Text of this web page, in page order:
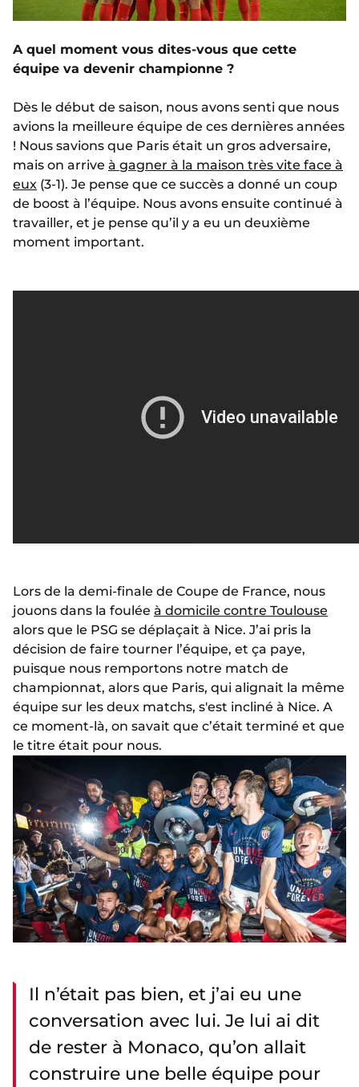
A quel moment vous dites-vous que cette
équipe va devenir championne ?
Dès le début de saison, nous avons senti que nous
avions la meilleure équipe de ces dernières années
! Nous savions que Paris était un gros adversaire,
mais on arrive à gagner à la maison très vite face à
eux (3-1). Je pense que ce succès a donné un coup
de boost à l’équipe. Nous avons ensuite continué à
travailler, et je pense qu’il y a eu un deuxième
moment important.
Lors de la demi-finale de Coupe de France, nous
jouons dans la foulée à domicile contre Toulouse
alors que le PSG se déplaçait à Nice. J’ai pris la
décision de faire tourner l’équipe, et ça paye,
puisque nous remportons notre match de
championnat, alors que Paris, qui alignait la même
équipe sur les deux matchs, s'est incliné à Nice. A
ce moment-là, on savait que c’était terminé et que
le titre était pour nous.
Il n’était pas bien, et j’ai eu une
conversation avec lui. Je lui ai dit
de rester à Monaco, qu’on allait
construire une belle équipe pour